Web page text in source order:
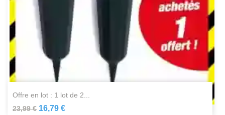
offre en lot : 1 lot de 2...
23,99 € 16,79 €